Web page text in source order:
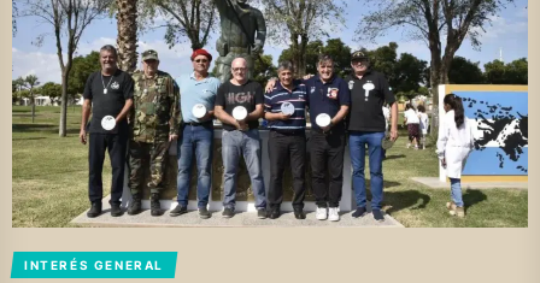
INTERÉS GENERAL